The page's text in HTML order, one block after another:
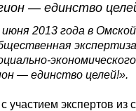
— единство
2013 года в
— единство целей!».
участием экспертов из